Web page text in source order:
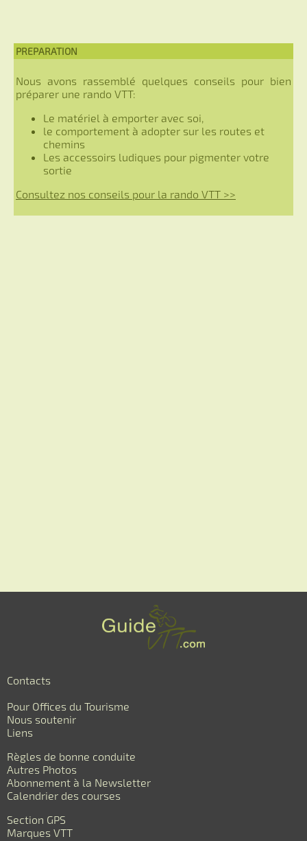
PREPARATION
Nous avons rassemblé quelques conseils pour bien
préparer une rando VTT:
Le matériel à emporter avec soi,
le comportement à adopter sur les routes et
chemins
Les accessoirs ludiques pour pigmenter votre
sortie
Consultez nos conseils pour la rando VTT >>
Contacts
Pour Offices du Tourisme
Nous soutenir
Liens
Règles de bonne conduite
Autres Photos
Abonnement à la Newsletter
Calendrier des courses
Section GPS
Marques VTT